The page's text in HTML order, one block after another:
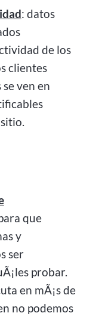
: datos
de los
clientes
ven en
que
y
ser
probar.
en mÃ¡s de
no podemos